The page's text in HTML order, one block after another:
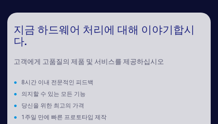
지금 하드웨어 처리에 대해 이야기합시
다.
고객에게 고품질의 제품 및 서비스를 제공하십시오
● 8시간 이내 전문적인 피드백
● 의지할 수 있는 모든 기능
● 당신을 위한 최고의 가격
● 1주일 만에 빠른 프로토타입 제작